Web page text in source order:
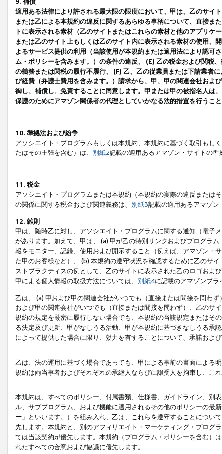
9. 補償
適用ある法律により許される最大限の限度において、甲は、乙のサイ
または乙による本規約の違反に関するあらゆる事柄について、直接ま
トに表示される素材（乙のサイトまたはこれらの素材と他のアプリ
または乙のサイト上もしくは乙のサイト内に表示される素材の使用、
よるサービス提供の利用（当該使用が本規約または適用法により認可
ム・ポリシーを含みます。）の条件の違反、 (E) 乙の税金および関税
の義務または関税の履行不履行、 (F) 乙、乙の従業員または下請業者
び経費（弁護士費用を含みます。）請求から、甲、甲の関連会社およ
御し、補償し、免責することに同意します。甲または甲の被指名人は
保護のためにアマゾン関係者の代理としていかなる法的措置を行うこ
10. 準拠法および紛争
アソシエイト・プログラムもしくは本規約、本規約に基づく取引もし
たはその主張を含む）は、 別紙2記載の適用あるアマゾン・サイトの
11. 税金
アソシエイト・プログラムまたは本規約（本規約の実際の違反または
の関係に関する税金および関連義務は、 別紙3記載の適用あるアマゾン
12. 雑則
甲は、随時乙に対し、アソシエイト・プログラムに関する通知（電子
があります。加えて、甲は、 (a) 甲が乙の特別リンクおよびプログラ
報をモニター、記録、使用および開示すること（例えば、アマゾン・
た甲のお客様など）、 (b) 本規約の遵守状況を確認するために乙のサ
ストプラクティスの例として、乙のサイトに表示された乙のロゴおよ
甲による個人情報の取扱方法については、 別紙4に記載のアマゾンプ
乙は、 (a) 甲および甲の関連会社がいつでも（直接または間接を問わ
および甲の関連会社がいつでも（直接または間接を問わず）、乙のサ
規約の規定を厳密に履行しない場合でも、本規約の当該規定またはそ
る決定及び更新、甲がなしうる活動、甲が本規約に基づきなしうる承
によって提供した場合に限り、効力を有することについて、承諾およ
乙は、法の運用に基づく場合であっても、甲による事前の書面による
規約は両当事者およびそれぞれの承継人ならびに譲受人を拘束し、こ
本規約は、すべてのポリシー、付属書類、仕様書、ガイドライン、別
ル、サブプログラム、および機能に適用されるその他のポリシーの最
ー 」といいます。）を組み入れ、乙は、これらを遵守することにつ
先します。本規約と、別のアフィリエイト・マーケティング・プログ
ては当該契約が優先します。本規約（プログラム・ポリシーを含む）
れたすべての合意および協議に優先します。